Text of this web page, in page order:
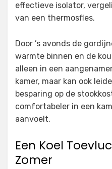
effectieve isolator,
van een thermosfles.
Door ’s avonds de
warmte binnen en de
alleen in een
kamer, maar kan ook
besparing op de
comfortabeler in een
aanvoelt.
Een Koel
Zomer